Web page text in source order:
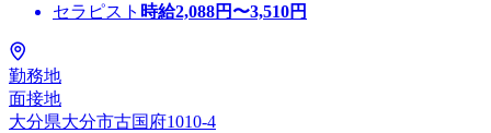
セラピスト 時給2,088円〜3,510円
勤務地
面接地
大分県大分市古国府1010-4